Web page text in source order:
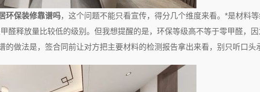
环保装修靠谱吗，这个问题不能只看宣传，得分几个维度来看。*是材料
醛释放量比较低的级别。但我想提醒的是，环保等级高不等于零甲醛，
做法是，签合同前让对方把主要材料的检测报告拿出来看，别只听口头